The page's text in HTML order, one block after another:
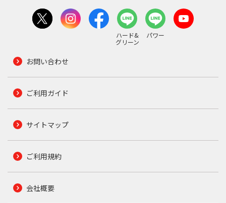
ハード&
グリーン
パワー
お問い合わせ
ご利用ガイド
サイトマップ
ご利用規約
会社概要